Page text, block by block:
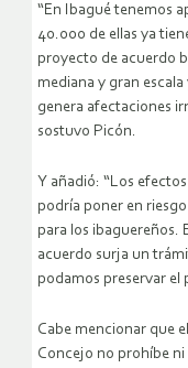
“En Ibagué tenemos
40.000 de ellas ya
proyecto de acuerdo
mediana y gran
genera afectaciones
sostuvo Picón.
Y añadió: “Los
podría poner en
para los ibaguereños.
acuerdo surja un
podamos preservar el
Cabe mencionar que
Concejo no prohíbe ni